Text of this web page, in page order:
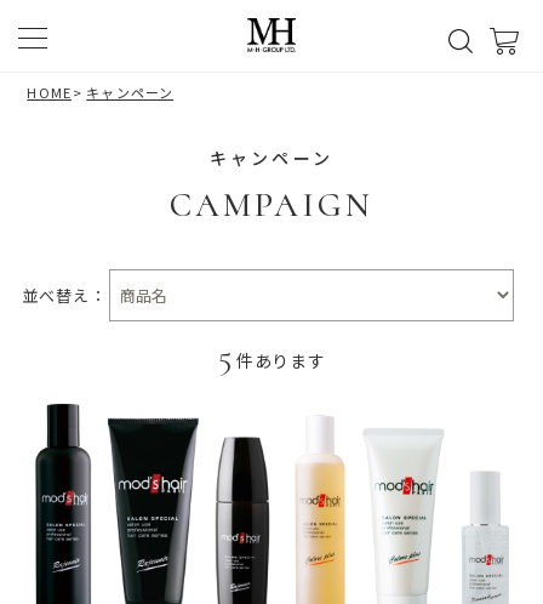
HOME> キャンペーン
キャンペーン
CAMPAIGN
並べ替え：
5 件あります